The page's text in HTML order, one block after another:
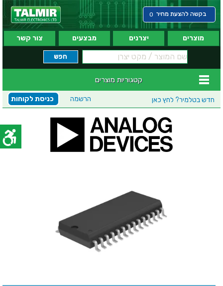
בקשה להצעת מחיר 0
מוצרים יצרנים מבצעים צור קשר
קטגוריות מוצרים
חדש בטלמיר? לחץ כאן כניסת לקוחות הרשמה